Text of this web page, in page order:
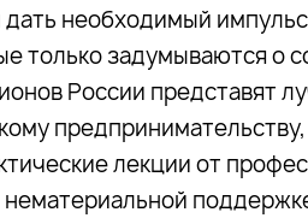
дать необходимый
только задумываются о
России представят
лекции от